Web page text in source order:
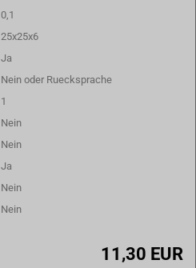
0,1
25x25x6
Ja
Nein oder Ruecksprache
1
Nein
Nein
Ja
Nein
Nein
11,30 EUR